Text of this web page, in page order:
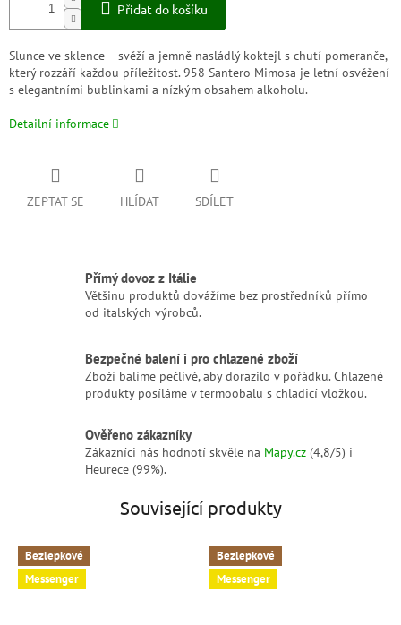
Přidat do košíku
Slunce ve sklence – svěží a jemně nasládlý koktejl s chutí pomeranče,
který rozzáří každou příležitost. 958 Santero Mimosa je letní osvěžení
s elegantními bublinkami a nízkým obsahem alkoholu.
Detailní informace
ZEPTAT SE HLÍDAT SDÍLET
Přímý dovoz z Itálie
Většinu produktů dovážíme bez prostředníků přímo
od italských výrobců.
Bezpečné balení i pro chlazené zboží
Zboží balíme pečlivě, aby dorazilo v pořádku. Chlazené
produkty posíláme v termoobalu s chladicí vložkou.
Ověřeno zákazníky
Zákazníci nás hodnotí skvěle na Mapy.cz (4,8/5) i
Heurece (99%).
Související produkty
Bezlepkové
Messenger
Bezlepkové
Messenger